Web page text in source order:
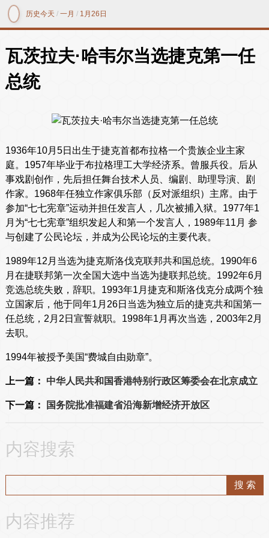
历史今天 /一月 / 1月26日
瓦茨拉夫·哈韦尔当选捷克第一任
总统
1936年10月5日出生于捷克首都布拉格一个贵族企业主家
庭。1957年毕业于布拉格理工大学经济系。曾服兵役。后从
事戏剧创作，先后担任舞台技术人员、编剧、助理导演、剧
作家。1968年任独立作家俱乐部（反对派组织）主席。由于
参加“七七宪章”运动并担任发言人，几次被捕入狱。1977年1
月为“七七宪章”组织发起人和第一个发言人，1989年11月 参
与创建了公民论坛，并成为公民论坛的主要代表。
1989年12月当选为捷克斯洛伐克联邦共和国总统。1990年6
月在捷联邦第一次全国大选中当选为捷联邦总统。1992年6月
竞选总统失败，辞职。1993年1月捷克和斯洛伐克分成两个独
立国家后，他于同年1月26日当选为独立后的捷克共和国第一
任总统，2月2日宣誓就职。1998年1月再次当选，2003年2月
去职。
1994年被授予美国“费城自由勋章”。
上一篇： 中华人民共和国香港特别行政区筹委会在北京成立
下一篇： 国务院批准福建省沿海新增经济开放区
内容搜索
内容推荐